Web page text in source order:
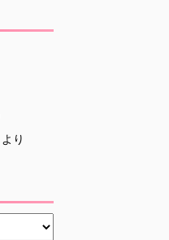
より